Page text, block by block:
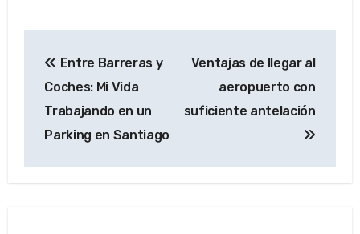
navigation
Entre Barreras y
Coches: Mi Vida
Trabajando en un
Parking en Santiago
Ventajas de llegar al
aeropuerto con
suficiente antelación